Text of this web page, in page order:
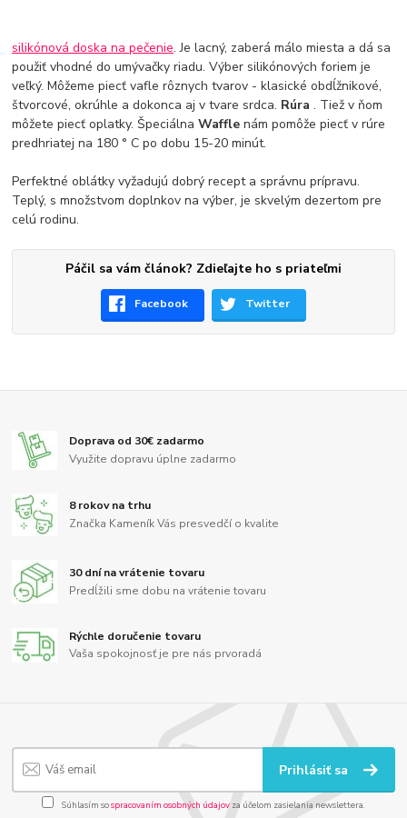
silikónová doska na pečenie. Je lacný, zaberá málo miesta a dá sa
použiť vhodné do umývačky riadu. Výber silikónových foriem je
veľký. Môžeme piecť vafle rôznych tvarov - klasické obdĺžnikové,
štvorcové, okrúhle a dokonca aj v tvare srdca. Rúra. Tiež v ňom
môžete piecť oplatky. ŠpeciálnaWafflenám pomôže piecť v rúre
predhriatej na 180 ° C po dobu 15-20 minút.
Perfektné oblátky vyžadujú dobrý recept a správnu prípravu.
Teplý, s množstvom doplnkov na výber, je skvelým dezertom pre
celú rodinu.
Páčil sa vám článok? Zdieľajte ho s priateľmi
Facebook Twitter
Doprava od 30€ zadarmo
Využite dopravu úplne zadarmo
8 rokov na trhu
Značka Kameník Vás presvedčí o kvalite
30 dní na vrátenie tovaru
Predĺžili sme dobu na vrátenie tovaru
Rýchle doručenie tovaru
Vaša spokojnosť je pre nás prvoradá
Prihlásiť sa
Súhlasím sospracovaním osobných údajov za účelom zasielania newslettera.